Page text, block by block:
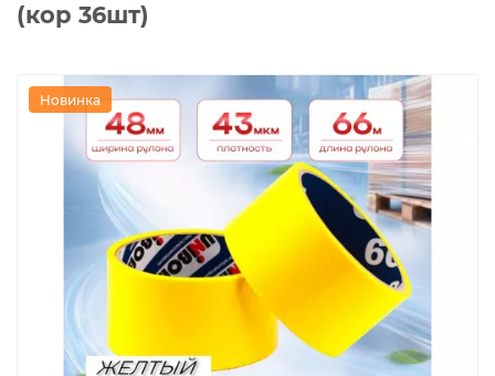
(кор 36шт)
Новинка